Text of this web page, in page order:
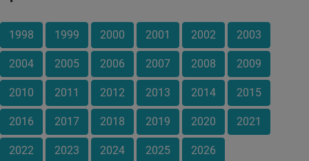
1998 1999 2000 2001 2002 2003
2004 2005 2006 2007 2008 2009
2010 2011 2012 2013 2014 2015
2016 2017 2018 2019 2020 2021
2022 2023 2024 2025 2026